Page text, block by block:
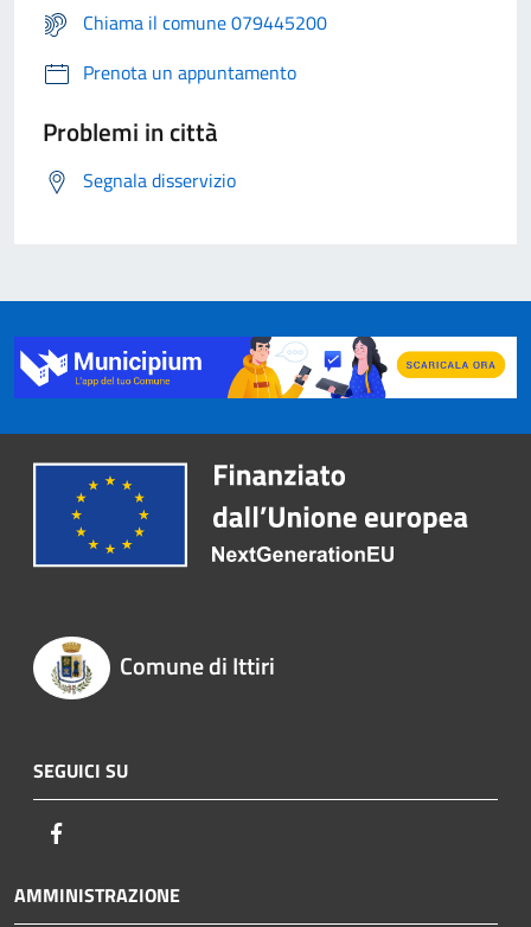
Chiama il comune 079445200
Prenota un appuntamento
Problemi in città
Segnala disservizio
Comune di Ittiri
SEGUICI SU
AMMINISTRAZIONE